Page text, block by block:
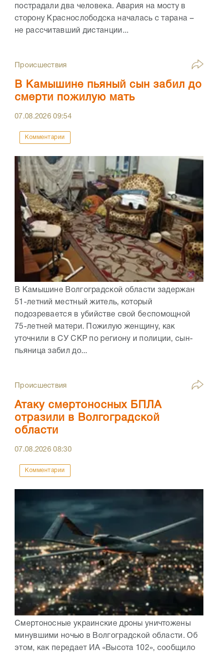
пострадали два человека. Авария на мосту в
сторону Краснослободска началась с тарана –
не рассчитавший дистанции...
Происшествия
В Камышине пьяный сын забил до
смерти пожилую мать
07.08.202609:54
Комментарии
В Камышине Волгоградской области задержан
51-летний местный житель, который
подозревается в убийстве свой беспомощной
75-летней матери. Пожилую женщину, как
уточнили в СУ СКР по региону и полиции, сын-
пьяница забил до...
Происшествия
Атаку смертоносных БПЛА
отразили в Волгоградской
области
07.08.202608:30
Комментарии
Смертоносные украинские дроны уничтожены
минувшими ночью в Волгоградской области. Об
этом, как передает ИА «Высота 102», сообщило